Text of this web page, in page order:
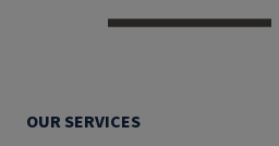
OUR SERVICES